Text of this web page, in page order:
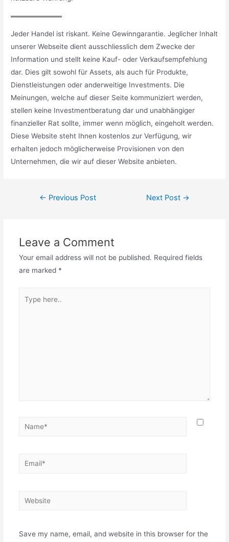
Jeder Handel ist riskant. Keine Gewinngarantie. Jeglicher Inhalt
unserer Webseite dient ausschliesslich dem Zwecke der
Information und stellt keine Kauf- oder Verkaufsempfehlung
dar. Dies gilt sowohl für Assets, als auch für Produkte,
Dienstleistungen oder anderweitige Investments. Die
Meinungen, welche auf dieser Seite kommuniziert werden,
stellen keine Investmentberatung dar und unabhängiger
finanzieller Rat sollte, immer wenn möglich, eingeholt werden.
Diese Website steht Ihnen kostenlos zur Verfügung, wir
erhalten jedoch möglicherweise Provisionen von den
Unternehmen, die wir auf dieser Website anbieten.
Post← Previous Post Next Post →
Leave a Comment
Your email address will not be published. Required fields
are marked *
here..
Name*
Email*
Website
Save my name, email, and website in this browser for the